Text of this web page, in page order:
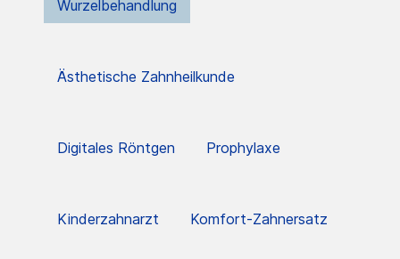
Wurzelbehandlung
Ästhetische Zahnheilkunde
Digitales Röntgen Prophylaxe
Kinderzahnarzt Komfort-Zahnersatz